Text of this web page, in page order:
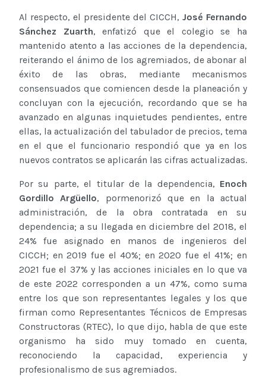
Al respecto, el presidente del CICCH, José Fernando
Sánchez Zuarth, enfatizó que el colegio se ha
mantenido atento a las acciones de la dependencia,
reiterando el ánimo de los agremiados, de abonar al
éxito de las obras, mediante mecanismos
consensuados que comiencen desde la planeación y
concluyan con la ejecución, recordando que se ha
avanzado en algunas inquietudes pendientes, entre
ellas, la actualización del tabulador de precios, tema
en el que el funcionario respondió que ya en los
nuevos contratos se aplicarán las cifras actualizadas.
Por su parte, el titular de la dependencia, Enoch
Gordillo Argüello, pormenorizó que en la actual
administración, de la obra contratada en su
dependencia; a su llegada en diciembre del 2018, el
24% fue asignado en manos de ingenieros del
CICCH; en 2019 fue el 40%; en 2020 fue el 41%; en
2021 fue el 37% y las acciones iniciales en lo que va
de este 2022 corresponden a un 47%, como suma
entre los que son representantes legales y los que
firman como Representantes Técnicos de Empresas
Constructoras (RTEC), lo que dijo, habla de que este
organismo ha sido muy tomado en cuenta,
reconociendo la capacidad, experiencia y
profesionalismo de sus agremiados.